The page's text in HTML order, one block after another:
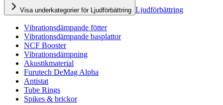
Visa underkategorier för Ljudförbättring Ljudförbättring
Vibrationsdämpande fötter
Vibrationsdämpande basplattor
NCF Booster
Vibrationsdämpning
Akustikmaterial
Furutech DeMag Alpha
Antistat
Tube Rings
Spikes & brickor